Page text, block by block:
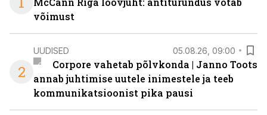
võimust
2
UUDISED 05.08.26, 09:00
Corpore vahetab põlvkonda | Janno Toots
annab juhtimise uutele inimestele ja teeb
kommunikatsioonist pika pausi